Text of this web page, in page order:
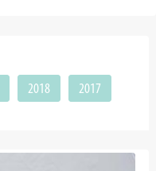
2018
2017